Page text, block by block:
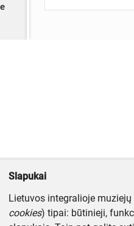
Slapukai
Lietuvos integralioje
cookies) tipai: būtinieji,